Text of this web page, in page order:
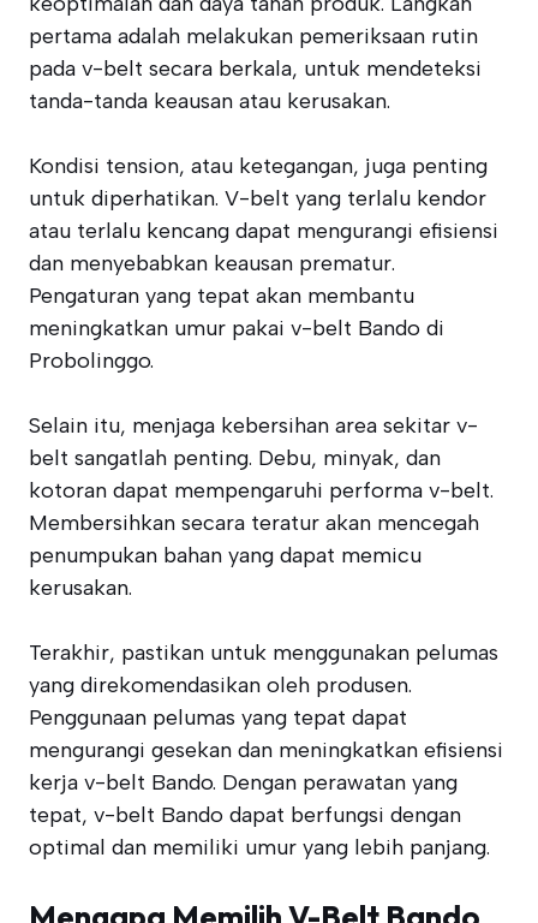
pertama adalah melakukan pemeriksaan rutin
pada v-belt secara berkala, untuk mendeteksi
tanda-tanda keausan atau kerusakan.
Kondisi tension, atau ketegangan, juga penting
untuk diperhatikan. V-belt yang terlalu kendor
atau terlalu kencang dapat mengurangi efisiensi
dan menyebabkan keausan prematur.
Pengaturan yang tepat akan membantu
meningkatkan umur pakai v-belt Bando di
Probolinggo.
Selain itu, menjaga kebersihan area sekitar v-
belt sangatlah penting. Debu, minyak, dan
kotoran dapat mempengaruhi performa v-belt.
Membersihkan secara teratur akan mencegah
penumpukan bahan yang dapat memicu
kerusakan.
Terakhir, pastikan untuk menggunakan pelumas
yang direkomendasikan oleh produsen.
Penggunaan pelumas yang tepat dapat
mengurangi gesekan dan meningkatkan efisiensi
kerja v-belt Bando. Dengan perawatan yang
tepat, v-belt Bando dapat berfungsi dengan
optimal dan memiliki umur yang lebih panjang.